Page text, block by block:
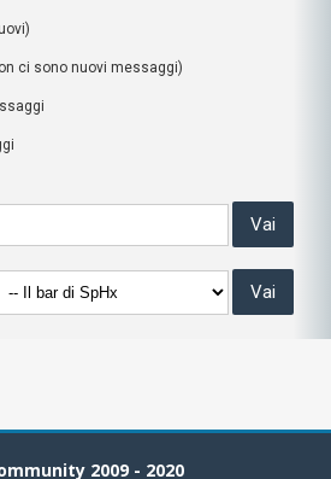
ci sono nuovi messaggi)
2009 - 2020